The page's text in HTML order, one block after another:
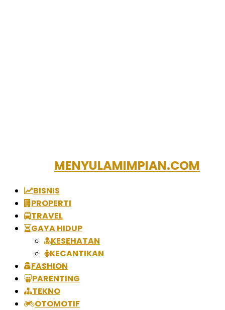
MENYULAMIMPIAN.COM
BISNIS
PROPERTI
TRAVEL
GAYA HIDUP
KESEHATAN
KECANTIKAN
FASHION
PARENTING
TEKNO
OTOMOTIF